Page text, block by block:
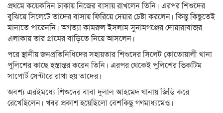
প্রথমে কয়েকদিন ঢাকায় নিজের বাসায় রাখলেন তিনি। এরপর শিশুদের
বুঝিয়ে সিলেটে তাদের বাসায় ফিরিয়ে দেয়ার চেষ্টা করলেন। কিন্তু কিছুতেই
মানাতে পারেননি। অগত্যা কামরুল ইসলাম সুনামগঞ্জের দোয়ারাবাজর
এলাকায় তার গ্রামের বাড়িতে নিয়ে আসলেন।
পরে স্থানীয় জনপ্রতিনিধিদের সহায়তার শিশুদের সিলেট কোতোয়ালী থানা
পুলিশের কাছে হস্তান্তর করেন তিনি। এরপর থেকেই পুলিশের ভিকটিম
সাপোর্ট সেন্টারে রাখা হয় তাদের।
অবশ্য এরইমধ্যে শিশুদের বাবা দুলাল আহমেদ থানায় জিডি করে
রেখেছিলেন। খবর প্রকাশ হয়েছিলো বেশকিছু গণমাধ্যমেও।